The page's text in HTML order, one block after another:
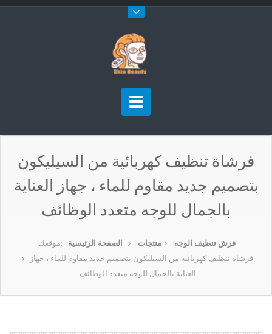
فرشاة تنظيف كهربائية من السيليكون
بتصميم جديد مقاوم للماء ، جهاز العناية
بالجمال للوجه متعدد الوظائف
موقعك: الصفحة الرئيسية منتجات
فرش تنظيف الوجه
فرشاة تنظيف كهربائية من السيليكون بتصميم جديد مقاوم للماء ، جهاز
العناية بالجمال للوجه متعدد الوظائف